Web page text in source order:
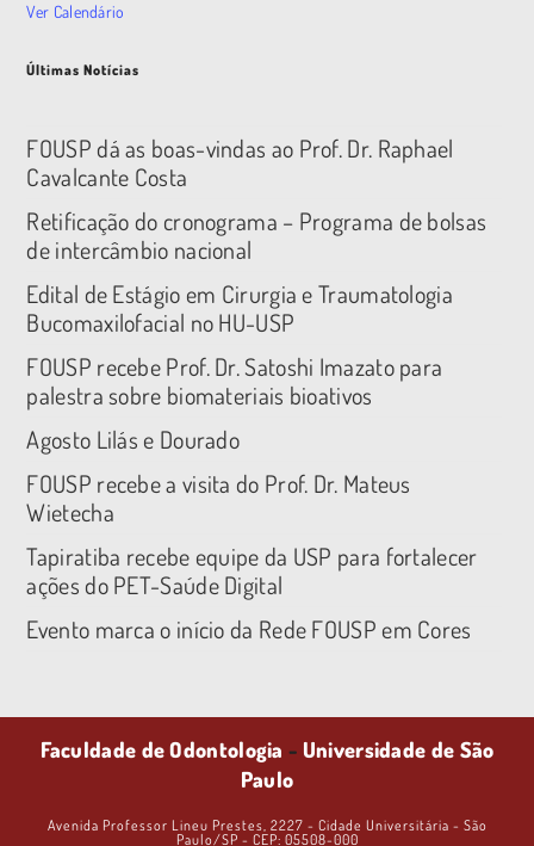
Ver Calendário
Últimas Notícias
FOUSP dá as boas-vindas ao Prof. Dr. Raphael
Cavalcante Costa
Retificação do cronograma – Programa de bolsas
de intercâmbio nacional
Edital de Estágio em Cirurgia e Traumatologia
Bucomaxilofacial no HU-USP
FOUSP recebe Prof. Dr. Satoshi Imazato para
palestra sobre biomateriais bioativos
Agosto Lilás e Dourado
FOUSP recebe a visita do Prof. Dr. Mateus
Wietecha
Tapiratiba recebe equipe da USP para fortalecer
ações do PET-Saúde Digital
Evento marca o início da Rede FOUSP em Cores
Faculdade de Odontologia - Universidade de São
Paulo
Avenida Professor Lineu Prestes, 2227 - Cidade Universitária - São
Paulo/SP - CEP: 05508-000